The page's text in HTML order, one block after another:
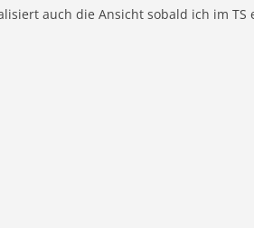
auch die Ansicht sobald ich im TS